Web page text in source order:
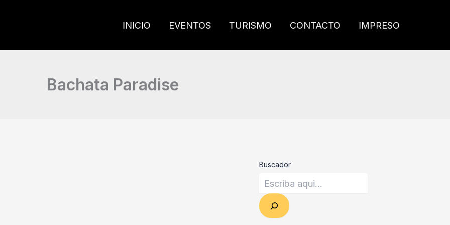
INICIO EVENTOS TURISMO CONTACTO IMPRESO
Bachata Paradise
Buscador